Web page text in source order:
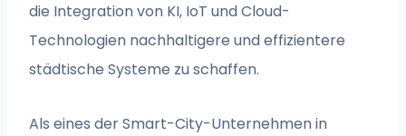
die Integration von KI, IoT und Cloud-
Technologien nachhaltigere und effizientere
städtische Systeme zu schaffen.
Als eines der Smart-City-Unternehmen in